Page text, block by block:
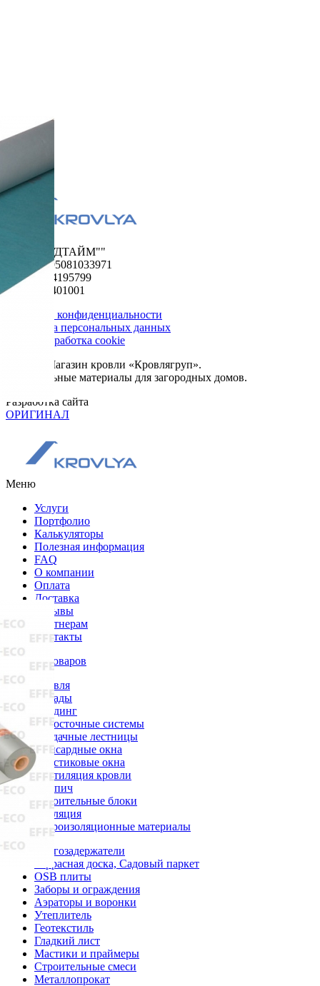
ООО "ФУДТАЙМ""
ОГРН 1195081033971
ИНН 5024195799
КПП 502401001
Политика конфиденциальности
Обработка персональных данных
Сбор и обработка cookie
© 2026. Магазин кровли «Кровлягруп».
Строительные материалы для загородных домов.
Разработка сайта
ОРИГИНАЛ
Меню
Услуги
Портфолио
Калькуляторы
Полезная информация
FAQ
О компании
Оплата
Доставка
Отзывы
Партнерам
Контакты
Каталог товаров
Кровля
Фасады
Сайдинг
Водосточные системы
Чердачные лестницы
Мансардные окна
Пластиковые окна
Вентиляция кровли
Кирпич
Строительные блоки
Изоляция
Гидроизоляционные материалы
Снегозадержатели
Террасная доска, Садовый паркет
OSB плиты
Заборы и ограждения
Аэраторы и воронки
Утеплитель
Геотекстиль
Гладкий лист
Мастики и праймеры
Строительные смеси
Металлопрокат